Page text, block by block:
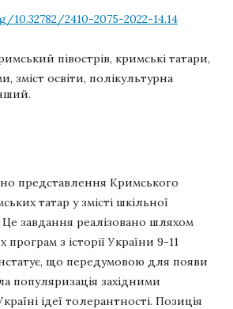
2410-2075-2022-14.14
півострів, кримські татари,
зміст освіти, полікультурна
представлення Кримського
татар у змісті шкільної
Це завдання реалізовано шляхом
програм з історії України 9-11
що передумовою для появи
популяризація західними
ідеї толерантності. Позиція